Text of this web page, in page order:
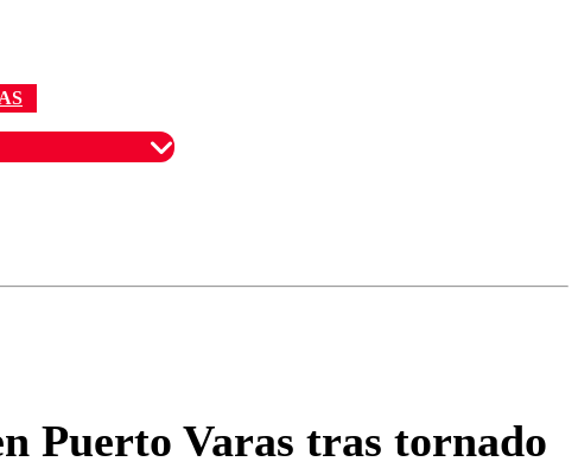
Puerto Varas tras tornado